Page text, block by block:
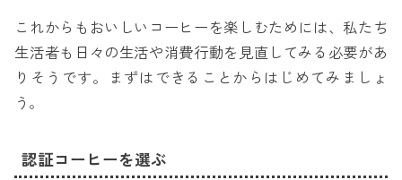
これからもおいしいコーヒーを楽しむためには、私たち
生活者も日々の生活や消費行動を見直してみる必要があ
りそうです。まずはできることからはじめてみましょ
う。
認証コーヒーを選ぶ